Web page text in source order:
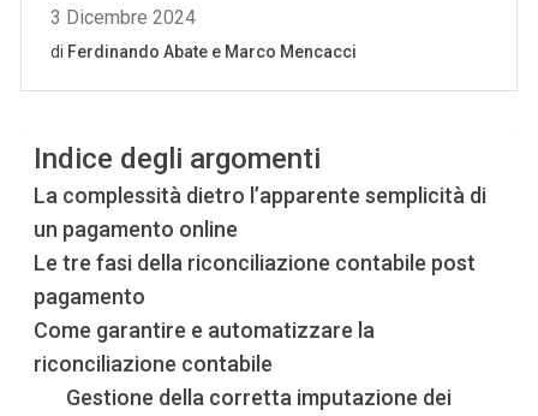
Indice degli argomenti
La complessità dietro l’apparente semplicità di
un pagamento online
Le tre fasi della riconciliazione contabile post
pagamento
Come garantire e automatizzare la
riconciliazione contabile
Gestione della corretta imputazione dei